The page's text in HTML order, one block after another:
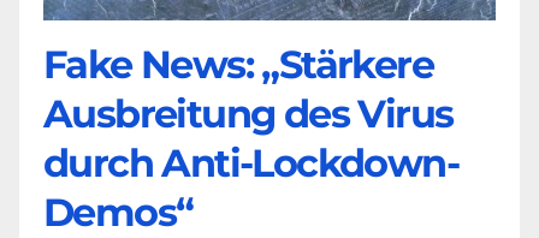
Fake News: „Stärkere
Ausbreitung des Virus
durch Anti-Lockdown-
Demos“